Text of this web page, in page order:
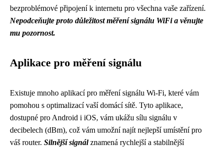
bezproblémové připojení k internetu pro všechna vaše zařízení.
Nepodceňujte proto důležitost měření signálu WiFi a věnujte
mu pozornost.
Aplikace pro měření signálu
Existuje mnoho aplikací pro měření signálu Wi-Fi, které vám
pomohou s optimalizací vaší domácí sítě. Tyto aplikace,
dostupné pro Android i iOS, vám ukážu sílu signálu v
decibelech (dBm), což vám umožní najít nejlepší umístění pro
váš router. Silnější signálznamená rychlejší a stabilnější